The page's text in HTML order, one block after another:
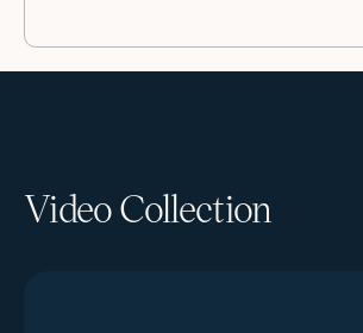
Video Collection